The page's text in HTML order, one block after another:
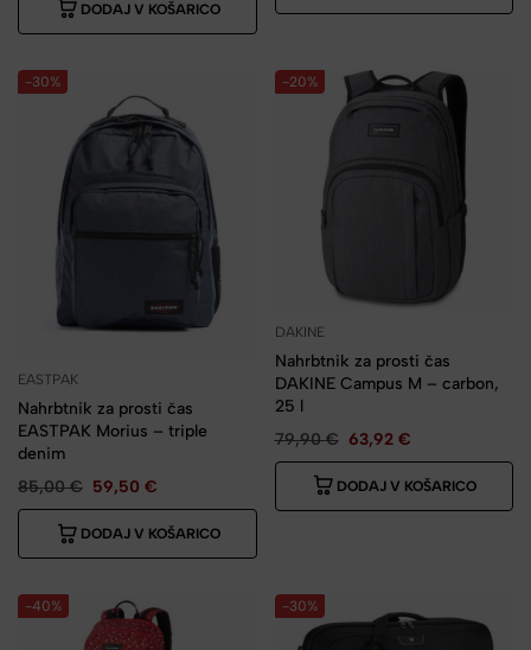
DODAJ V KOŠARICO
-30%
EASTPAK
Nahrbtnik za prosti čas
EASTPAK Morius – triple
denim
85,00€ 59,50 €
DODAJ V KOŠARICO
-20%
DAKINE
Nahrbtnik za prosti čas
DAKINE Campus M – carbon,
25 l
79,90€ 63,92 €
DODAJ V KOŠARICO
-40% -30%